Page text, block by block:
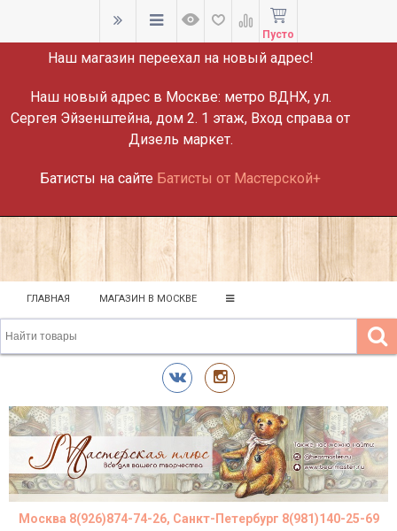
ВНИМАНИЕ!
Наш магазин переехал на новый адрес!
Наш новый адрес в Москве: метро ВДНХ, ул.
Сергея Эйзенштейна, дом 2. 1 этаж, Вход справа от
Дизель маркет.
Батисты на сайте Батисты от Мастерской+
Пусто
ГЛАВНАЯ МАГАЗИН В МОСКВЕ
Москва 8(926)874-74-26, Санкт-Петербург 8(981)140-25-69